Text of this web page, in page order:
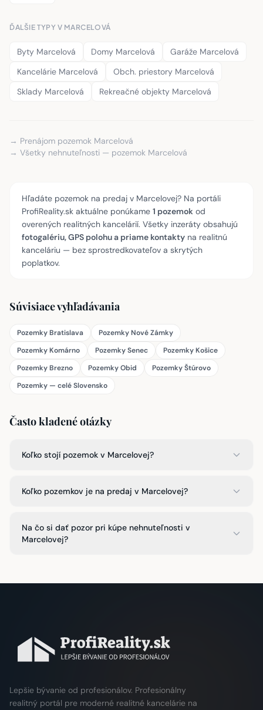
ĎALŠIE TYPY V MARCELOVÁ
Byty Marcelová Domy Marcelová
Garáže Marcelová
Kancelárie Marcelová
Obch. priestory Marcelová
Sklady Marcelová
Rekreačné objekty Marcelová
→ Prenájom pozemok Marcelová
→ Všetky nehnuteľnosti — pozemok Marcelová
Hľadáte pozemok na predaj v Marcelovej? Na portáli
ProfiReality.sk aktuálne ponúkame 1 pozemok od
overených realitných kancelárií. Všetky inzeráty obsahujú
fotogalériu, GPS polohu a priame kontakty na realitnú
kanceláriu — bez sprostredkovateľov a skrytých
poplatkov.
Súvisiace vyhľadávania
Pozemky Bratislava
Pozemky Nové Zámky
Pozemky Komárno
Pozemky Senec
Pozemky Košice
Pozemky Brezno
Pozemky Obid
Pozemky Štúrovo
Pozemky — celé Slovensko
Často kladené otázky
Koľko stojí pozemok v Marcelovej?
Koľko pozemkov je na predaj v Marcelovej?
Na čo si dať pozor pri kúpe nehnuteľnosti v
Marcelovej?
Lepšie bývanie od profesionálov. Profesionálny
realitný portál pre moderné realitné kancelárie na